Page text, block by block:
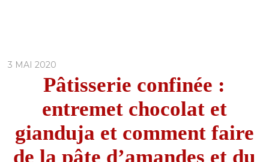
3 MAI 2020
Pâtisserie confinée :
entremet chocolat et
gianduja et comment faire
de la pâte d’amandes et du